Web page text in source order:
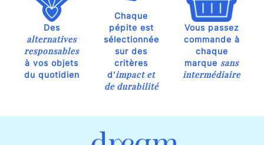
Des
alternatives
responsables
à vos objets
du quotidien
Chaque
pépite est
sélectionnée
sur des
critères
d'impact et
de durabilité
Vous passez
commande à
chaque
marque sans
intermédiaire